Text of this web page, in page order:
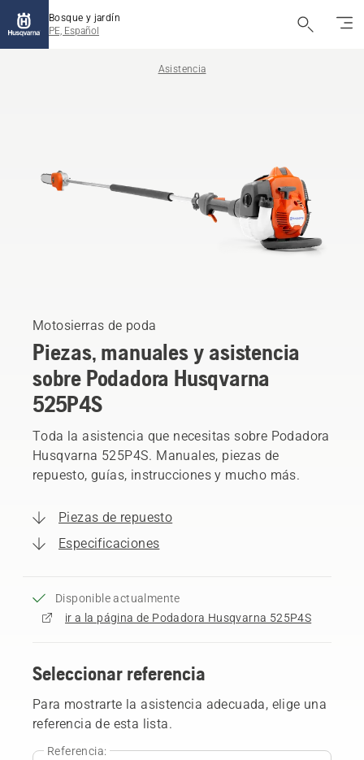
Bosque y jardín
PE, Español
Asistencia
Motosierras de poda
Piezas, manuales y asistencia
sobre Podadora Husqvarna
525P4S
Toda la asistencia que necesitas sobre Podadora
Husqvarna 525P4S. Manuales, piezas de
repuesto, guías, instrucciones y mucho más.
Piezas de repuesto
Especificaciones
Disponible actualmente
ir a la página de Podadora Husqvarna 525P4S
Seleccionar referencia
Para mostrarte la asistencia adecuada, elige una
referencia de esta lista.
Referencia: